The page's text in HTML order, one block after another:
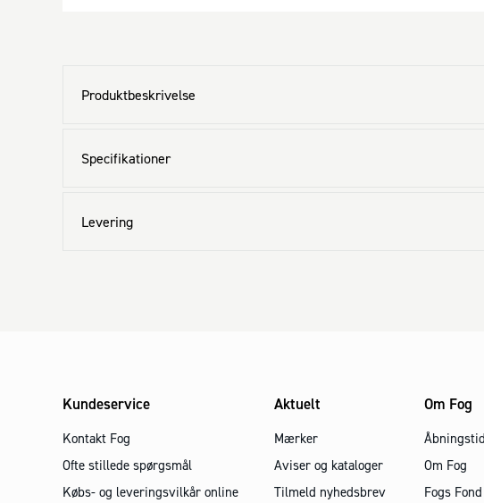
Produktbeskrivelse
Specifikationer
Levering
Kundeservice
Kontakt Fog
Ofte stillede spørgsmål
Købs- og leveringsvilkår online
Aktuelt
Mærker
Aviser og kataloger
Tilmeld nyhedsbrev
Om Fog
Om Fog
Fogs Fond